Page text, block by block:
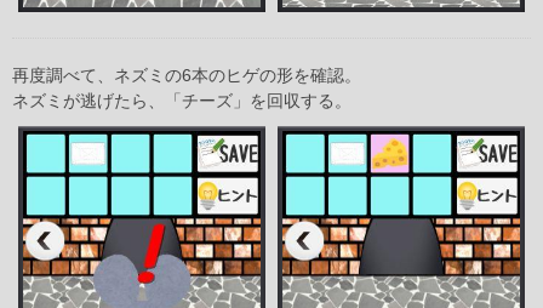
再度調べて、ネズミの6本のヒゲの形を確認。
ネズミが逃げたら、「チーズ」を回収する。